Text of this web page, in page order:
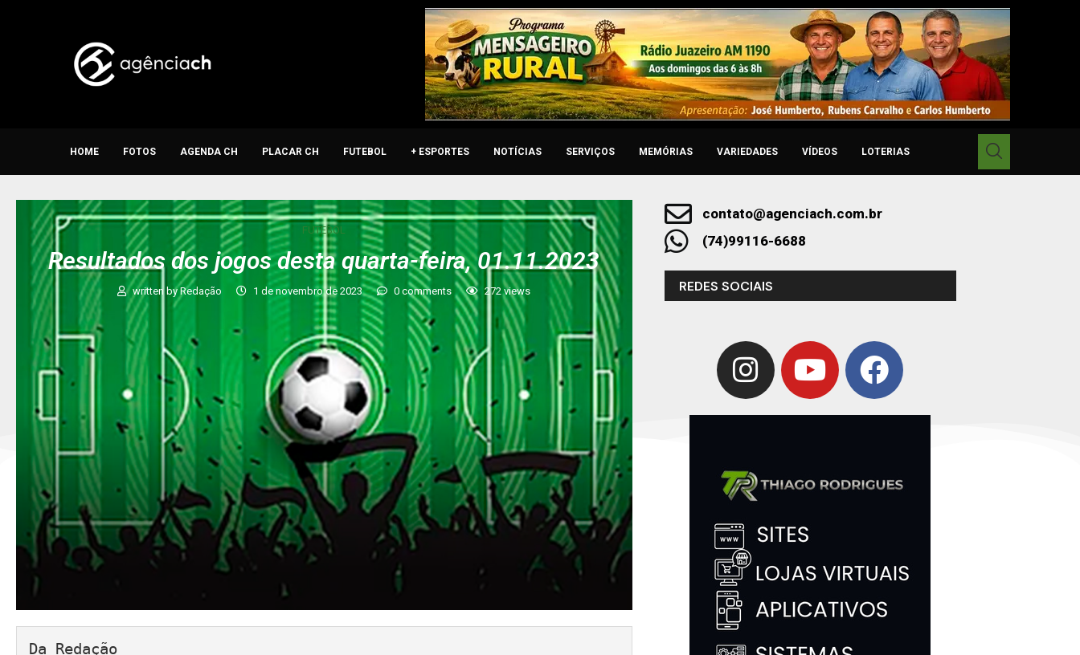
HOME FOTOS AGENDA CH PLACAR CH FUTEBOL + ESPORTES NOTÍCIAS SERVIÇOS MEMÓRIAS VARIEDADES VÍDEOS LOTERIAS
FUTEBOL
Resultados dos jogos desta quarta-feira, 01.11.2023
written byRedação 1 de novembro de 2023 0 comments 272views
Da Redação
contato@agenciach.com.br
(74)99116-6688
REDES SOCIAIS